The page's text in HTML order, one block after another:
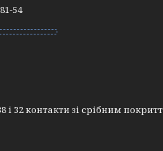
54
контакти зі срібним